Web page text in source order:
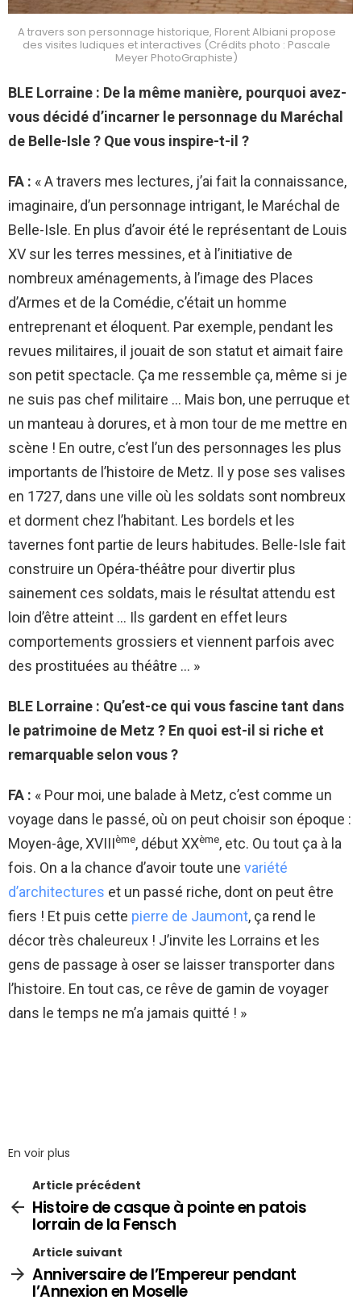
A travers son personnage historique, Florent Albiani propose
des visites ludiques et interactives (Crédits photo : Pascale
Meyer PhotoGraphiste)
BLE Lorraine : De la même manière, pourquoi avez-
vous décidé d’incarner le personnage du Maréchal
de Belle-Isle ? Que vous inspire-t-il ?
FA : « A travers mes lectures, j’ai fait la connaissance,
imaginaire, d’un personnage intrigant, le Maréchal de
Belle-Isle. En plus d’avoir été le représentant de Louis
XV sur les terres messines, et à l’initiative de
nombreux aménagements, à l’image des Places
d’Armes et de la Comédie, c’était un homme
entreprenant et éloquent. Par exemple, pendant les
revues militaires, il jouait de son statut et aimait faire
son petit spectacle. Ça me ressemble ça, même si je
ne suis pas chef militaire … Mais bon, une perruque et
un manteau à dorures, et à mon tour de me mettre en
scène ! En outre, c’est l’un des personnages les plus
importants de l’histoire de Metz. Il y pose ses valises
en 1727, dans une ville où les soldats sont nombreux
et dorment chez l’habitant. Les bordels et les
tavernes font partie de leurs habitudes. Belle-Isle fait
construire un Opéra-théâtre pour divertir plus
sainement ces soldats, mais le résultat attendu est
loin d’être atteint … Ils gardent en effet leurs
comportements grossiers et viennent parfois avec
des prostituées au théâtre … »
BLE Lorraine : Qu’est-ce qui vous fascine tant dans
le patrimoine de Metz ? En quoi est-il si riche et
remarquable selon vous ?
FA : « Pour moi, une balade à Metz, c’est comme un
voyage dans le passé, où on peut choisir son époque :
Moyen-âge, XVIIIème, début XXème, etc. Ou tout ça à la
fois. On a la chance d’avoir toute une variété
d’architectures et un passé riche, dont on peut être
fiers ! Et puis cette pierre de Jaumont, ça rend le
décor très chaleureux ! J’invite les Lorrains et les
gens de passage à oser se laisser transporter dans
l’histoire. En tout cas, ce rêve de gamin de voyager
dans le temps ne m’a jamais quitté ! »
En voir plus
Article précédent
Histoire de casque à pointe en patois
lorrain de la Fensch
Article suivant
Anniversaire de l’Empereur pendant
l’Annexion en Moselle